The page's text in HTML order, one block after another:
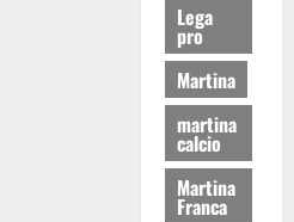
Lega
pro
Martina
martina
calcio
Martina
Franca